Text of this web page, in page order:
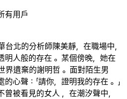
有用戶
北的分析師陳美靜，在職場中，
明人般的存在 。某個傍晚，她在
界遺棄的謝明哲 。面對陌生男
心聲：「請你，證明我的存在 。」
被看見的女人 ，在潮汐聲中，